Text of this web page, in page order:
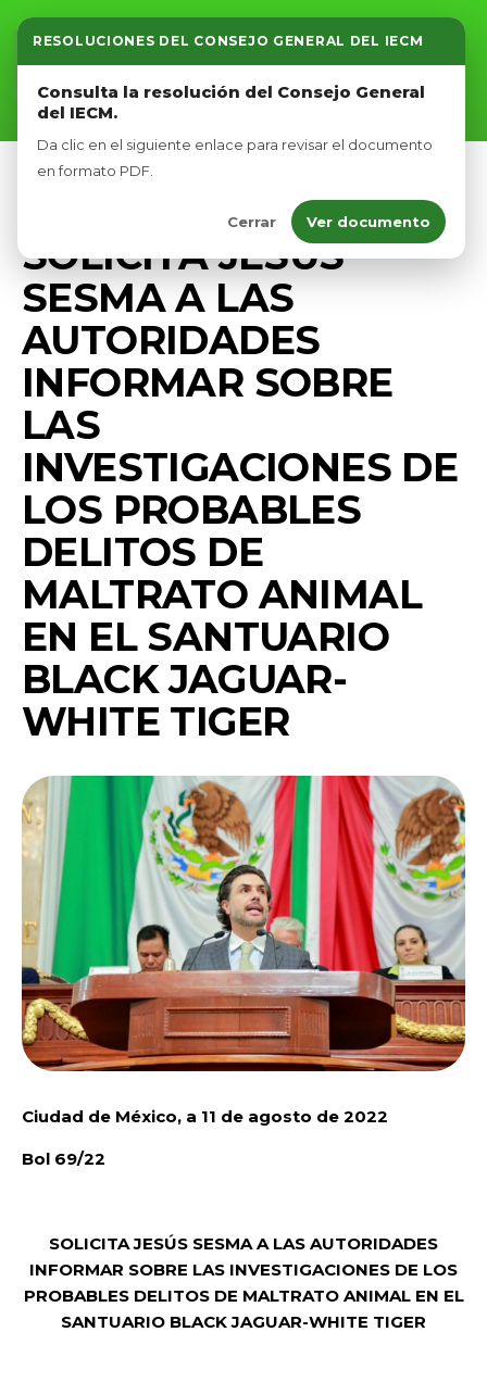
RESOLUCIONES DEL CONSEJO GENERAL DEL IECM
Consulta la resolución del Consejo General
del IECM.
Da clic en el siguiente enlace para revisar el documento
en formato PDF.
Cerrar Ver documento
Inicio
Nosotros
Afíliate
MEDIO AMBIENTE PRENSA
SOLICITA JESÚS
SESMA A LAS
AUTORIDADES
INFORMAR SOBRE
LAS
INVESTIGACIONES DE
LOS PROBABLES
DELITOS DE
MALTRATO ANIMAL
EN EL SANTUARIO
BLACK JAGUAR-
WHITE TIGER
Ciudad de México, a 11 de agosto de 2022
Bol 69/22
SOLICITA JESÚS SESMA A LAS AUTORIDADES
INFORMAR SOBRE LAS INVESTIGACIONES DE LOS
PROBABLES DELITOS DE MALTRATO ANIMAL EN EL
SANTUARIO BLACK JAGUAR-WHITE TIGER